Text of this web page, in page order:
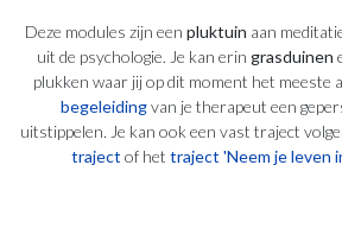
Deze modules zijn een pluktuin aan
uit de psychologie. Je kan erin grasduinen
plukken waar jij op dit moment het meeste
begeleidingvan je therapeut een
uitstippelen. Je kan ook een vast traject
traject of het traject 'Neem je leven